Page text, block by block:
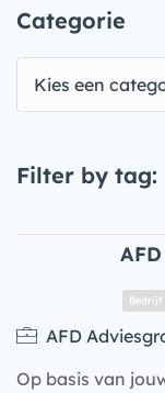
Categorie
Kies een
Filter by tag:
AFD
Op basis van